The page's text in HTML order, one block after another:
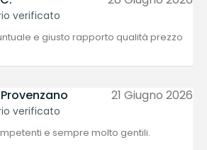
verificato
e giusto rapporto qualità prezzo
verificato
21 Giugno 2026
e sempre molto gentili.